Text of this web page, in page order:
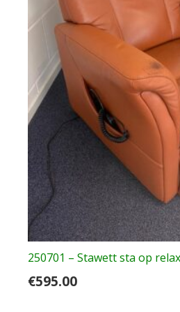
250701 – Stawett sta op
€595.00